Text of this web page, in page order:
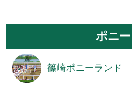
ポニ
篠崎ポニーランド